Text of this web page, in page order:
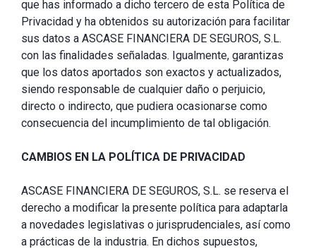
que has informado a dicho tercero de esta Política de
Privacidad y ha obtenidos su autorización para facilitar
sus datos a ASCASE FINANCIERA DE SEGUROS, S.L.
con las finalidades señaladas. Igualmente, garantizas
que los datos aportados son exactos y actualizados,
siendo responsable de cualquier daño o perjuicio,
directo o indirecto, que pudiera ocasionarse como
consecuencia del incumplimiento de tal obligación.
CAMBIOS EN LA POLÍTICA DE PRIVACIDAD
ASCASE FINANCIERA DE SEGUROS, S.L. se reserva el
derecho a modificar la presente política para adaptarla
a novedades legislativas o jurisprudenciales, así como
a prácticas de la industria. En dichos supuestos,